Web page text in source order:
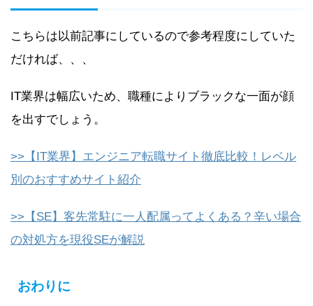
こちらは以前記事にしているので参考程度にしていた
だければ、、、
IT業界は幅広いため、職種によりブラックな一面が顔
を出すでしょう。
>>【IT業界】エンジニア転職サイト徹底比較！レベル
別のおすすめサイト紹介
>>【SE】客先常駐に一人配属ってよくある？辛い場合
の対処方を現役SEが解説
おわりに